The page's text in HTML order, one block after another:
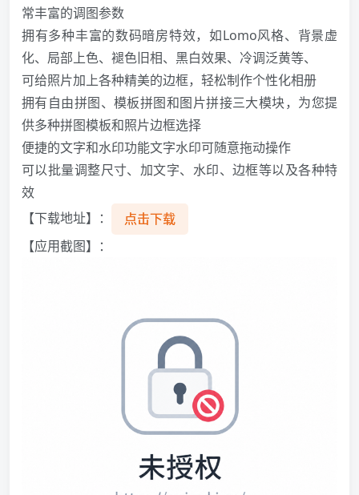
常丰富的调图参数
拥有多种丰富的数码暗房特效，如Lomo风格、背景虚
化、局部上色、褪色旧相、黑白效果、冷调泛黄等、
可给照片加上各种精美的边框，轻松制作个性化相册
拥有自由拼图、模板拼图和图片拼接三大模块，为您提
供多种拼图模板和照片边框选择
便捷的文字和水印功能文字水印可随意拖动操作
可以批量调整尺寸、加文字、水印、边框等以及各种特
效
【下载地址】：
点击下载
【应用截图】：